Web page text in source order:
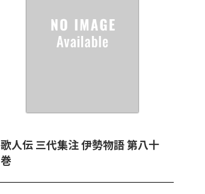
歌人伝 三代集注 伊勢物語 第八十
巻